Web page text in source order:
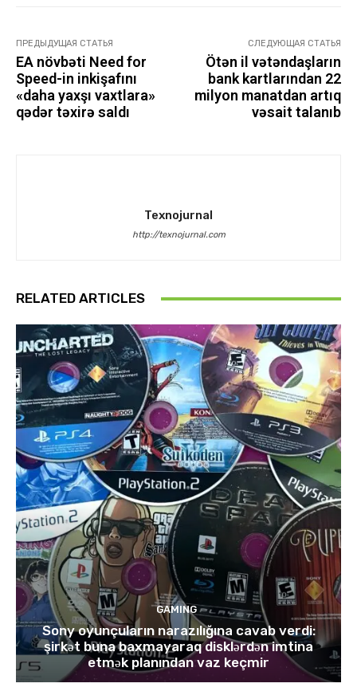
ПРЕДЫДУЩАЯ СТАТЬЯ
EA növbəti Need for
Speed-in inkişafını
«daha yaxşı vaxtlara»
qədər təxirə saldı
СЛЕДУЮЩАЯ СТАТЬЯ
Ötən il vətəndaşların
bank kartlarından 22
milyon manatdan artıq
vəsait talanıb
Texnojurnal
http://texnojurnal.com
RELATED ARTICLES
GAMING
Sony oyunçuların narazılığına cavab verdi:
şirkət buna baxmayaraq disklərdən imtina
etmək planından vaz keçmir